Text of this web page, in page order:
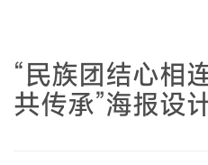
“民族团结心相
共传承”海报设